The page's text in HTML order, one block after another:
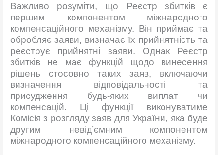
Важливо розуміти, що Реєстр збитків є
першим компонентом міжнародного
компенсаційного механізму. Він приймає та
обробляє заяви, визначає їх прийнятність та
реєструє прийнятні заяви. Однак Реєстр
збитків не має функцій щодо винесення
рішень стосовно таких заяв, включаючи
визначення відповідальності та
присудження будь-яких виплат чи
компенсацій. Ці функції виконуватиме
Комісія з розгляду заяв для України, яка буде
другим невід’ємним компонентом
міжнародного компенсаційного механізму.